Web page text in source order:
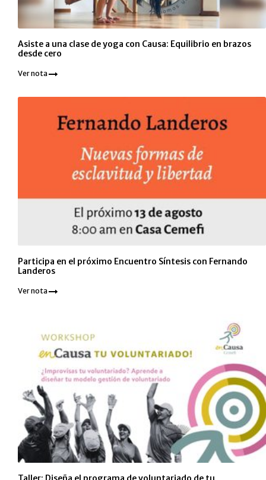
Asiste a una clase de yoga con Causa: Equilibrio en brazos
desde cero
Ver nota
Participa en el próximo Encuentro Síntesis con Fernando
Landeros
Ver nota